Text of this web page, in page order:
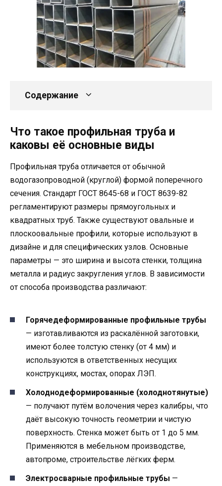
Содержание
Что такое профильная труба и
каковы её основные виды
Профильная труба отличается от обычной
водогазопроводной (круглой) формой поперечного
сечения. Стандарт ГОСТ 8645-68 и ГОСТ 8639-82
регламентируют размеры прямоугольных и
квадратных труб. Также существуют овальные и
плоскоовальные профили, которые используют в
дизайне и для специфических узлов. Основные
параметры — это ширина и высота стенки, толщина
металла и радиус закругления углов. В зависимости
от способа производства различают:
Горячедеформированные профильные трубы
— изготавливаются из раскалённой заготовки,
имеют более толстую стенку (от 4 мм) и
используются в ответственных несущих
конструкциях, мостах, опорах ЛЭП.
Холоднодеформированные (холоднотянутые)
— получают путём волочения через калибры, что
даёт высокую точность геометрии и чистую
поверхность. Стенка может быть от 1 до 5 мм.
Применяются в мебельном производстве,
автопроме, строительстве лёгких ферм.
Электросварные профильные трубы —